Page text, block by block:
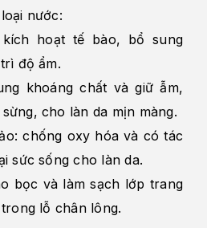
nước:
hoạt tế bào, bổ sung
độ ẩm.
khoáng chất và giữ ẫm,
cho làn da mịn màng.
chống oxy hóa và có tác
sức sống cho làn da.
bọc và làm sạch lớp trang
lỗ chân lông.